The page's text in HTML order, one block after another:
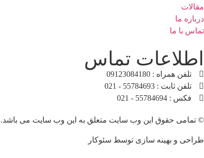
مقالات
درباره ما
تماس با ما
اطلاعات تماس
تلفن همراه : 09123084180
تلفن ثابت : 55784693 - 021
فکس : 55784694 - 021
© تمامی حقوق این وب سایت متعلق به این وب سایت می باشد.
طراحی و بهینه سازی توسط سئوکار